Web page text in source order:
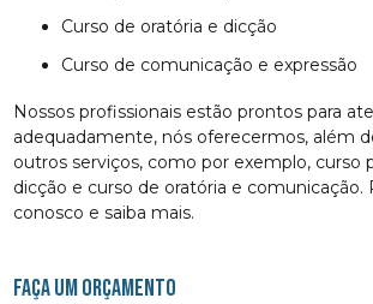
curso de oratória e dicção
curso de comunicação e expressão
Nossos profissionais estão prontos para
adequadamente, nós oferecermos, além
outros serviços, como por exemplo, curso
dicção e curso de oratória e comunicação.
conosco e saiba mais.
FAÇA UM ORÇAMENTO